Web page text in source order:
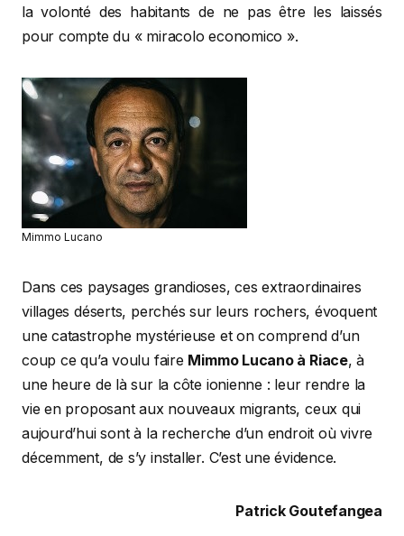
la volonté des habitants de ne pas être les laissés
pour compte du « miracolo economico ».
Mimmo Lucano
Dans ces paysages grandioses, ces extraordinaires
villages déserts, perchés sur leurs rochers, évoquent
une catastrophe mystérieuse et on comprend d’un
coup ce qu’a voulu faire Mimmo Lucano à Riace, à
une heure de là sur la côte ionienne : leur rendre la
vie en proposant aux nouveaux migrants, ceux qui
aujourd’hui sont à la recherche d’un endroit où vivre
décemment, de s’y installer. C’est une évidence.
Patrick Goutefangea